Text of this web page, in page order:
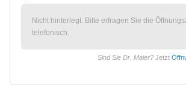
Nicht hinterlegt. Bitte erfragen Sie die
telefonisch.
Sind Sie Dr. Maier? Jetzt